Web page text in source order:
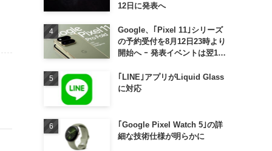
12日に発表へ
Google、｢Pixel 11｣シリーズ
の予約受付を8月12日23時より
開始へ ｰ 発表イベントは翌13
｢LINE｣アプリがLiquid Glass
に対応
｢Google Pixel Watch 5｣の詳
細な技術仕様が明らかに